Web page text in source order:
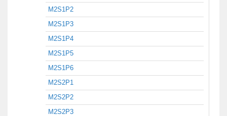
M2S1P2
M2S1P3
M2S1P4
M2S1P5
M2S1P6
M2S2P1
M2S2P2
M2S2P3